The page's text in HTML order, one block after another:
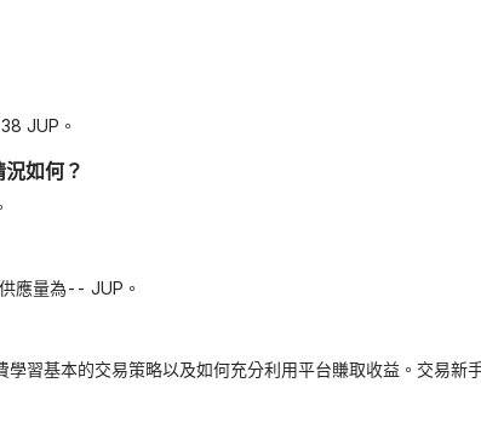
JUP。
如何？
應量為-- JUP。
習基本的交易策略以及如何充分利用平台賺取收益。交易